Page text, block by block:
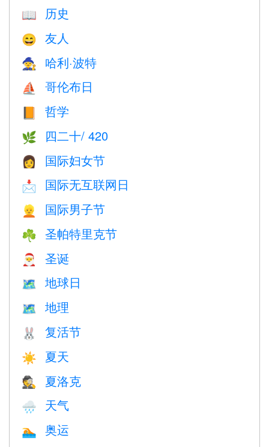
📖 历史
😄 友人
🧙 哈利·波特
⛵️ 哥伦布日
📙 哲学
🌿 四二十/ 420
👩 国际妇女节
📩 国际无互联网日
👱 国际男子节
☘️ 圣帕特里克节
🎅 圣诞
🗺️ 地球日
🗺 地理
🐰 复活节
☀️ 夏天
🕵️ 夏洛克
🌧 天气
🏊
奥运